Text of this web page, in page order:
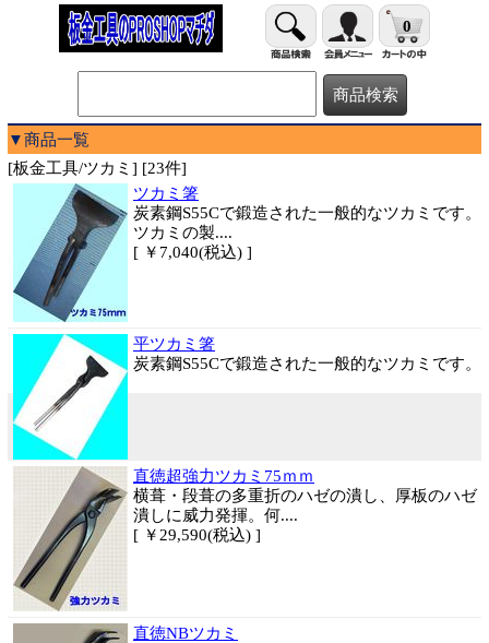
0
▼商品一覧
[板金工具/ツカミ] [23件]
ツカミ箸
炭素鋼S55Cで鍛造された一般的なツカミです。
ツカミの製....
[ ￥7,040(税込) ]
平ツカミ箸
炭素鋼S55Cで鍛造された一般的なツカミです。
直徳超強力ツカミ75ｍｍ
横葺・段葺の多重折のハゼの潰し、厚板のハゼ
潰しに威力発揮。何....
[ ￥29,590(税込) ]
直徳NBツカミ